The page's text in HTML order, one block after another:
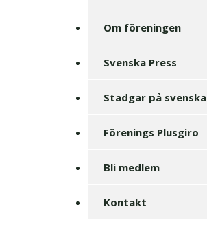
Om föreningen
Svenska Press
Stadgar på svenska
Förenings Plusgiro
Bli medlem
Kontakt